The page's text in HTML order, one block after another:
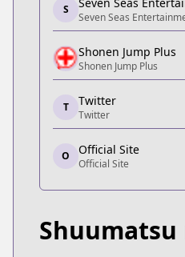
Seven Seas
https://
Shonen Jump Plus
Shonen Jump Plus
https://
Twitter
Twitter
https://twitter.com/
Official Site
Official Site
S
Seven Seas
Shonen Jump Plus
Shonen Jump Plus
T Twitter
Twitter
O Official Site
Official Site
Shuumatsu